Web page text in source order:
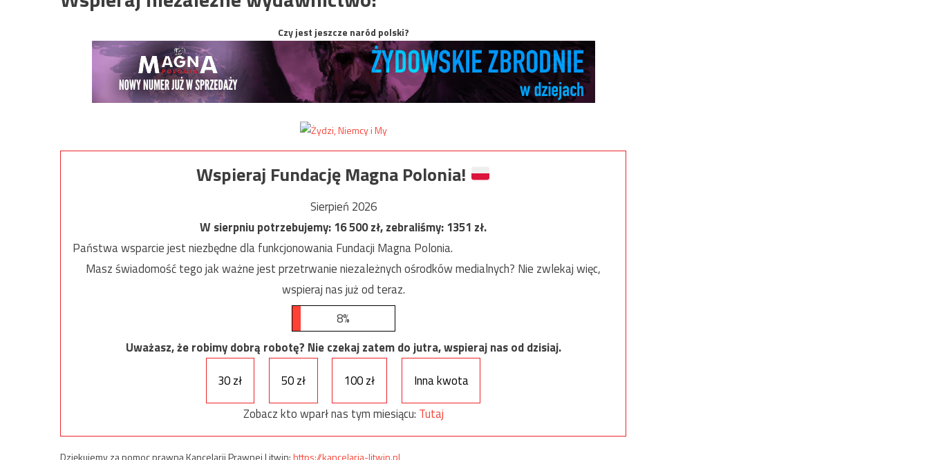
Czy jest jeszcze naród polski?
Wspieraj Fundację Magna Polonia!
Sierpień 2026
W sierpniu potrzebujemy:16 500zł, zebraliśmy:1351 zł.
Państwa wsparcie jest niezbędne dla funkcjonowania Fundacji Magna Polonia.
Masz świadomość tego jak ważne jest przetrwanie niezależnych ośrodków medialnych? Nie zwlekaj więc,
wspieraj nas już od teraz.
8%
Uważasz, że robimy dobrą robotę? Nie czekaj zatem do jutra, wspieraj nas od dzisiaj.
30 zł
50 zł 100 zł
Inna kwota
Zobacz kto wparł nas tym miesiącu: Tutaj
Dziękujemy za pomoc prawną Kancelarii Prawnej Litwin:https://kancelaria-litwin.pl